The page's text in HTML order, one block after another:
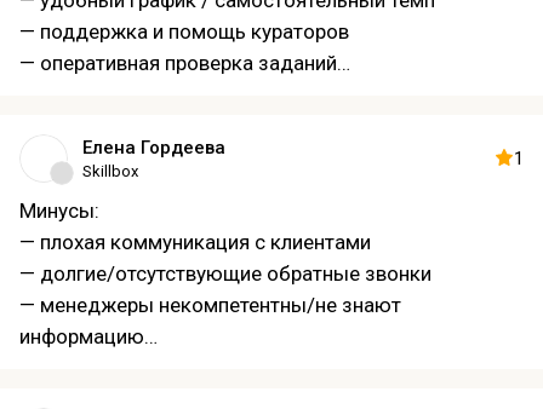
— поддержка и помощь кураторов
— оперативная проверка заданий
— качественное образование
Елена Гордеева
Skillbox
1
Минусы:
— плохая коммуникация с клиентами
— долгие/отсутствующие обратные звонки
— менеджеры некомпетентны/не знают
информацию